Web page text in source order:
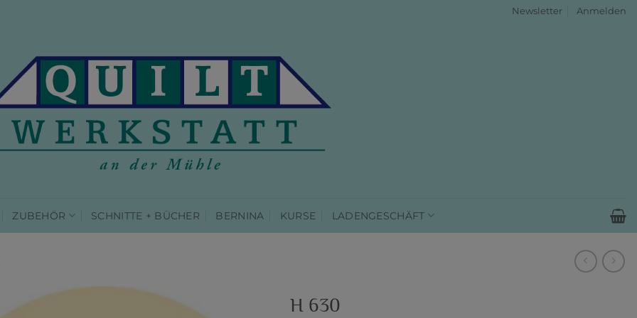
Newsletter Anmelden
ZUBEHÖR SCHNITTE + BÜCHER BERNINA KURSE LADENGESCHÄFT
H 630